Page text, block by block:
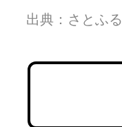
出典：さとふる